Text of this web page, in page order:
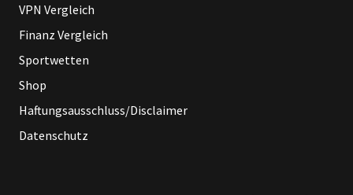
VPN Vergleich
Finanz Vergleich
Sportwetten
Shop
Haftungsausschluss/Disclaimer
Datenschutz